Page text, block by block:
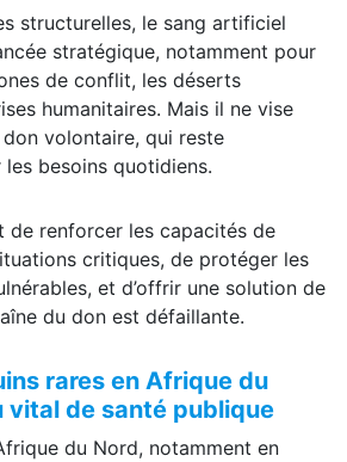
structurelles, le sang artificiel
stratégique, notamment pour
de conflit, les déserts
humanitaires. Mais il ne vise
volontaire, qui reste
besoins quotidiens.
de renforcer les capacités de
critiques, de protéger les
et d’offrir une solution de
du don est défaillante.
rares en Afrique du
vital de santé publique
du Nord, notamment en